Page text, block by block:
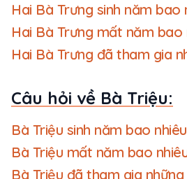
Hai Bà Trưng sinh năm bao
Hai Bà Trưng mất năm bao
Hai Bà Trưng đã tham gia
Câu hỏi về Bà Triệu:
Bà Triệu sinh năm bao
Bà Triệu mất năm bao
Bà Triệu đã tham gia